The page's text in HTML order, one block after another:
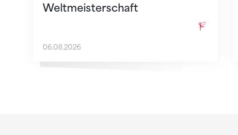
Weltmeisterschaft
06.08.2026